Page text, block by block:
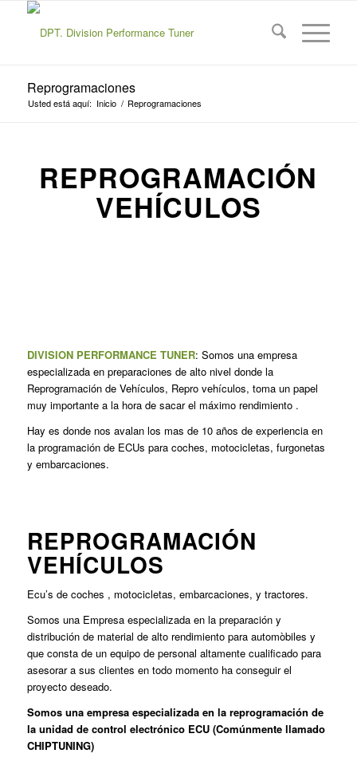
Reprogramaciones
Usted está aquí: Inicio / Reprogramaciones
REPROGRAMACIÓN
VEHÍCULOS
DIVISION PERFORMANCE TUNER: Somos una empresa
especializada en preparaciones de alto nivel donde la
Reprogramación de Vehículos, Repro vehículos, toma un papel
muy importante a la hora de sacar el máximo rendimiento .
Hay es donde nos avalan los mas de 10 años de experiencia en
la programación de ECUs para coches, motocicletas, furgonetas
y embarcaciones.
REPROGRAMACIÓN
VEHÍCULOS
Ecu’s de coches , motocicletas, embarcaciones, y tractores.
Somos una Empresa especializada en la preparación y
distribución de material de alto rendimiento para automòbiles y
que consta de un equipo de personal altamente cualificado para
asesorar a sus clientes en todo momento ha conseguir el
proyecto deseado.
Somos una empresa especializada en la reprogramación de
la unidad de control electrónico ECU (Comúnmente llamado
CHIPTUNING)